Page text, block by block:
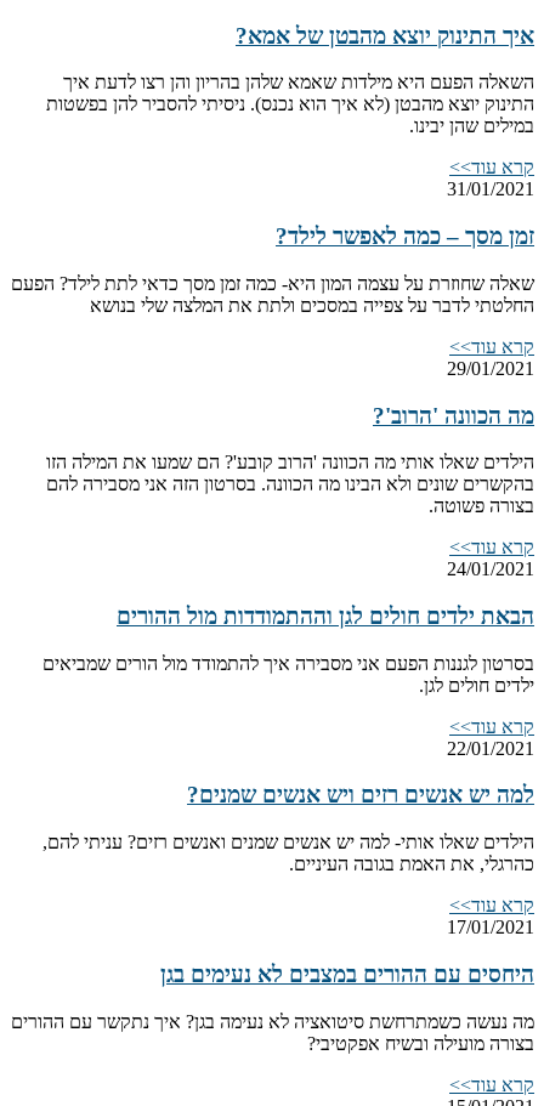
איך התינוק יוצא מהבטן של אמא?
השאלה הפעם היא מילדות שאמא שלהן בהריון והן רצו לדעת איך
התינוק יוצא מהבטן (לא איך הוא נכנס). ניסיתי להסביר להן בפשטות
במילים שהן יבינו.
קרא עוד>>
31/01/2021
זמן מסך – כמה לאפשר לילד?
שאלה שחוזרת על עצמה המון היא- כמה זמן מסך כדאי לתת לילד? הפעם
החלטתי לדבר על צפייה במסכים ולתת את המלצה שלי בנושא
קרא עוד>>
29/01/2021
מה הכוונה 'הרוב'?
הילדים שאלו אותי מה הכוונה 'הרוב קובע'? הם שמעו את המילה הזו
בהקשרים שונים ולא הבינו מה הכוונה. בסרטון הזה אני מסבירה להם
בצורה פשוטה.
קרא עוד>>
24/01/2021
הבאת ילדים חולים לגן וההתמודדות מול ההורים
בסרטון לגננות הפעם אני מסבירה איך להתמודד מול הורים שמביאים
ילדים חולים לגן.
קרא עוד>>
22/01/2021
למה יש אנשים רזים ויש אנשים שמנים?
הילדים שאלו אותי- למה יש אנשים שמנים ואנשים רזים? עניתי להם,
כהרגלי, את האמת בגובה העיניים.
קרא עוד>>
17/01/2021
היחסים עם ההורים במצבים לא נעימים בגן
מה נעשה כשמתרחשת סיטואציה לא נעימה בגן? איך נתקשר עם ההורים
בצורה מועילה ובשיח אפקטיבי?
קרא עוד>>